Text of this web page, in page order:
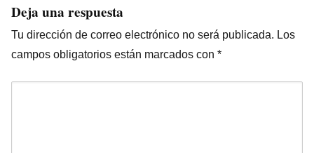
Deja una respuesta
Tu dirección de correo electrónico no será publicada. Los
campos obligatorios están marcados con *